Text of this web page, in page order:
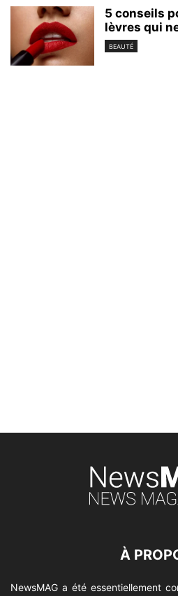
5 conseils
lèvres qui
BEAUTÉ
À
NewsMAG a été essentiellement